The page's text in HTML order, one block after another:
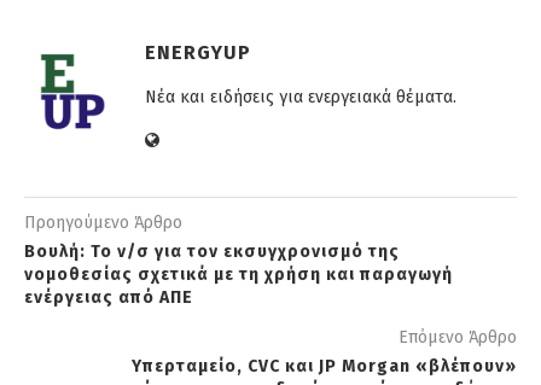
ENERGYUP
Νέα και ειδήσεις για ενεργειακά θέματα.
Προηγούμενο Άρθρο
Βουλή: Το ν/σ για τον εκσυγχρονισμό της
νομοθεσίας σχετικά με τη χρήση και παραγωγή
ενέργειας από ΑΠΕ
Επόμενο Άρθρο
Υπερταμείο, CVC και JP Morgan «βλέπουν»